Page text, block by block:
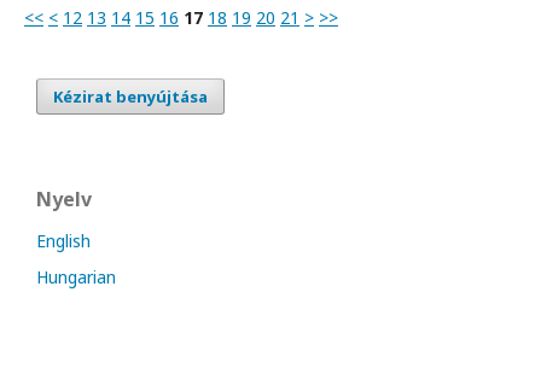
<< < 12 13 14 15 16 17 18 19 20 21 > >>
Kézirat benyújtása
Nyelv
English
Hungarian